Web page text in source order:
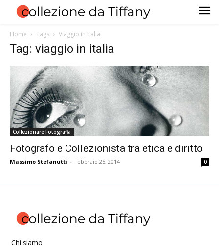
Home Tags Viaggio in italia
Tag: viaggio in italia
Collezionare Fotografia
Fotografo e Collezionista tra etica e diritto
Massimo Stefanutti - Febbraio 25, 2014 0
Chi siamo